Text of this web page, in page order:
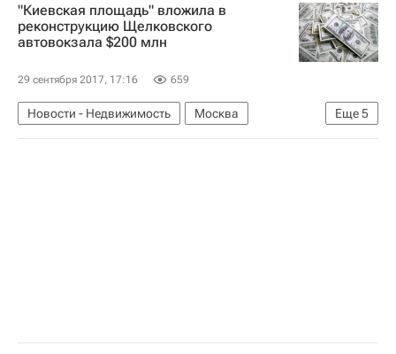
Инвестиции
Коммерческая недвижимость
Россия
"Киевская площадь" вложила в
реконструкцию Щелковского
автовокзала $200 млн
29 сентября 2017, 17:16 659
Еще5
Новости - Недвижимость
Москва
ЗАО "Киевская площадь"
Инвестиции